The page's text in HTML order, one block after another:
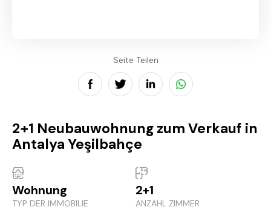
Seite Teilen
2+1 Neubauwohnung zum Verkauf in
Antalya Yeşilbahçe
Wohnung
TYP DER IMMOBILIE
2+1
ANZAHL ZIMMER